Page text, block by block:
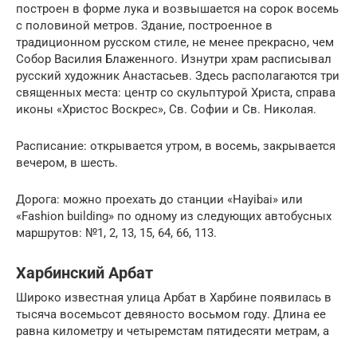
построен в форме лука и возвышается на сорок восемь
с половиной метров. Здание, построенное в
традиционном русском стиле, не менее прекрасно, чем
Собор Василия Блаженного. Изнутри храм расписывал
русский художник Анастасьев. Здесь располагаются три
священных места: центр со скульптурой Христа, справа
иконы «Христос Воскрес», Св. Софии и Св. Николая.
Расписание: открывается утром, в восемь, закрывается
вечером, в шесть.
Дорога: можно проехать до станции «Hayibai» или
«Fashion building» по одному из следующих автобусных
маршрутов: №1, 2, 13, 15, 64, 66, 113.
Харбинский Арбат
Широко известная улица Арбат в Харбине появилась в
тысяча восемьсот девяносто восьмом году. Длина ее
равна километру и четыремстам пятидесяти метрам, а